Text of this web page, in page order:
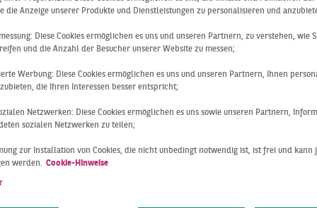
für
in Köln
braucht es Fachwissen, Engagement und vor allem
BNP Paribas Real Estate stehen Menschen, die sich
fundierte lokale Marktkenntnisse verfügen und sich
um jeden Kundenbedarf kümmern.
die Anzeige unserer Produkte und Dienstleistungen zu personalisieren und
Diese Cookies ermöglichen es uns und unseren Partnern, zu verstehen, wie
und die Anzahl der Besucher unserer Website zu messen;
Werbung: Diese Cookies ermöglichen es uns und unseren Partnern, Ihnen
die Ihren Interessen besser entspricht;
Netzwerken: Diese Cookies ermöglichen es uns sowie unseren Partnern,
sozialen Netzwerken zu teilen;
zur Installation von Cookies, die nicht unbedingt notwendig ist, ist frei und kann
werden. Cookie-Hinweise